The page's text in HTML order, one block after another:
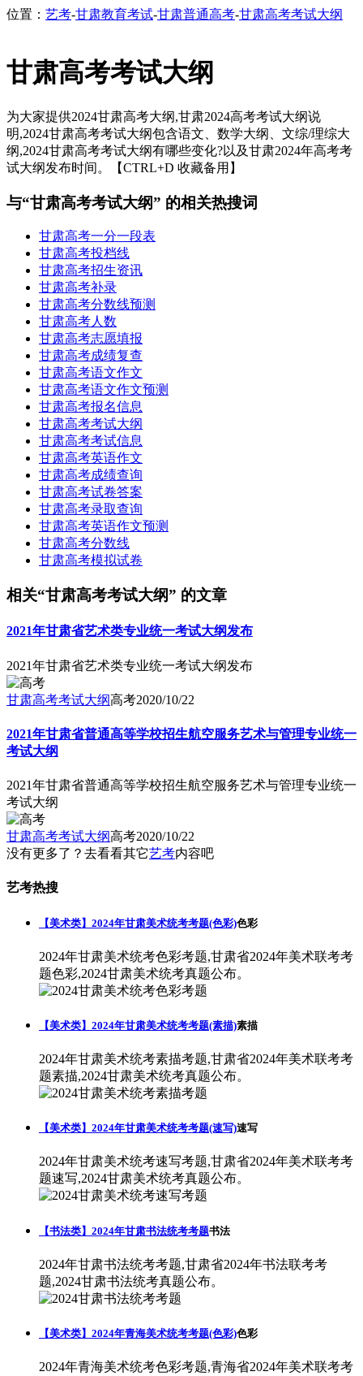
位置： 艺考-甘肃教育考试-甘肃普通高考-甘肃高考考试大纲
甘肃高考考试大纲
为大家提供2024甘肃高考大纲,甘肃2024高考考试大纲说
明,2024甘肃高考考试大纲包含语文、数学大纲、文综/理综大
纲,2024甘肃高考考试大纲有哪些变化?以及甘肃2024年高考考
试大纲发布时间。【CTRL+D 收藏备用】
与“甘肃高考考试大纲” 的相关热搜词
甘肃高考一分一段表
甘肃高考投档线
甘肃高考招生资讯
甘肃高考补录
甘肃高考分数线预测
甘肃高考人数
甘肃高考志愿填报
甘肃高考成绩复查
甘肃高考语文作文
甘肃高考语文作文预测
甘肃高考报名信息
甘肃高考考试大纲
甘肃高考考试信息
甘肃高考英语作文
甘肃高考成绩查询
甘肃高考试卷答案
甘肃高考录取查询
甘肃高考英语作文预测
甘肃高考分数线
甘肃高考模拟试卷
相关“甘肃高考考试大纲” 的文章
2021年甘肃省艺术类专业统一考试大纲发布
2021年甘肃省艺术类专业统一考试大纲发布
甘肃高考考试大纲高考2020/10/22
2021年甘肃省普通高等学校招生航空服务艺术与管理专业统一
考试大纲
2021年甘肃省普通高等学校招生航空服务艺术与管理专业统一
考试大纲
甘肃高考考试大纲高考2020/10/22
没有更多了？去看看其它艺考内容吧
艺考热搜
【美术类】2024年甘肃美术统考考题(色彩)色彩
2024年甘肃美术统考色彩考题,甘肃省2024年美术联考考
题色彩,2024甘肃美术统考真题公布。
【美术类】2024年甘肃美术统考考题(素描)素描
2024年甘肃美术统考素描考题,甘肃省2024年美术联考考
题素描,2024甘肃美术统考真题公布。
【美术类】2024年甘肃美术统考考题(速写)速写
2024年甘肃美术统考速写考题,甘肃省2024年美术联考考
题速写,2024甘肃美术统考真题公布。
【书法类】2024年甘肃书法统考考题书法
2024年甘肃书法统考考题,甘肃省2024年书法联考考
题,2024甘肃书法统考真题公布。
【美术类】2024年青海美术统考考题(色彩)色彩
2024年青海美术统考色彩考题,青海省2024年美术联考考